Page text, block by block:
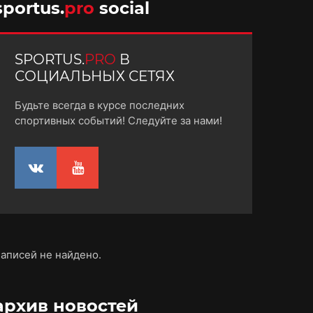
pro social
SPORTUS.PRO В
СОЦИАЛЬНЫХ СЕТЯХ
Будьте всегда в курсе последних
спортивных событий! Следуйте за нами!
не найдено.
новостей